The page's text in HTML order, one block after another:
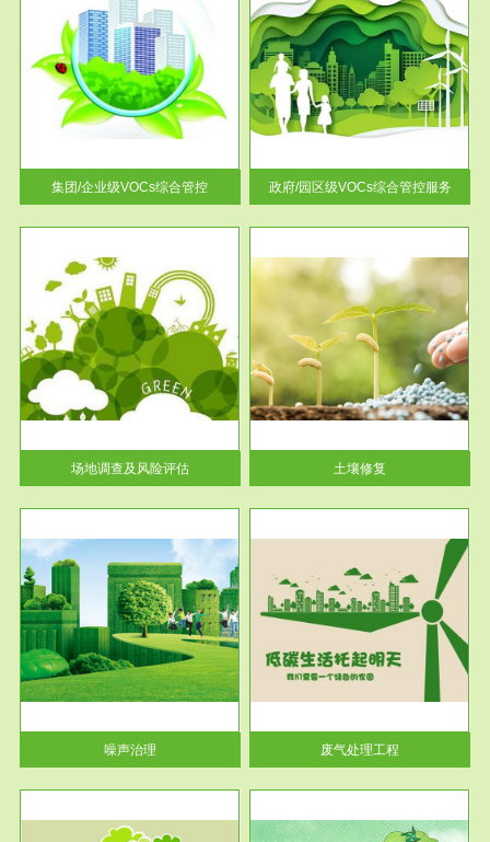
集团/企业级VOCs综合管控
服务范围
政府/园区级VOCs综合管控服务
根据《石化行业挥发性有机物综
合整治方案》文件要求，到2017
年，全...
政府/园区级VOCs综合管控服务
场地调查及风险评估
服务范围
土壤修复
土壤修复
噪声治理
服务范围
废气处理工程
废气处理工程